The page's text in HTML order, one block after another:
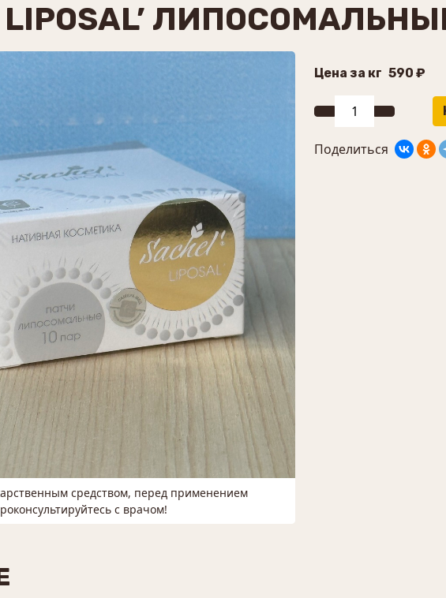
LIPOSAL’
средством, перед применением
с врачом!
Цена за кг 590 ₽
Поделиться